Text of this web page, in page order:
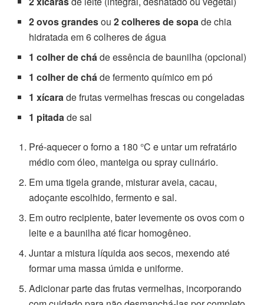
2 ovos grandesou2 colheres de sopade chia
hidratada em 6 colheres de água
1 colher de cháde essência de baunilha (opcional)
1 colher de cháde fermento químico em pó
1 xícarade frutas vermelhas frescas ou congeladas
1 pitadade sal
Pré-aquecer o forno a 180 °C e untar um refratário
médio com óleo, manteiga ou spray culinário.
Em uma tigela grande, misturar aveia, cacau,
adoçante escolhido, fermento e sal.
Em outro recipiente, bater levemente os ovos com o
leite e a baunilha até ficar homogêneo.
Juntar a mistura líquida aos secos, mexendo até
formar uma massa úmida e uniforme.
Adicionar parte das frutas vermelhas, incorporando